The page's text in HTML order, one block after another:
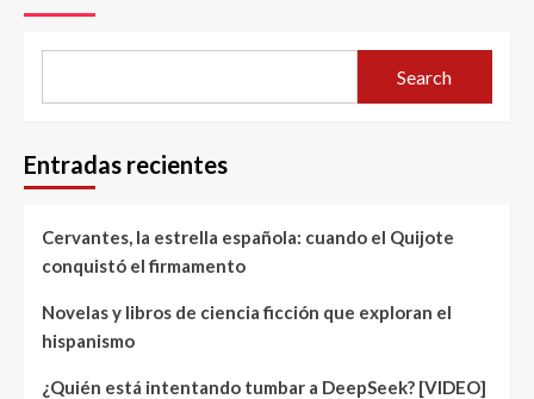
Search
Entradas recientes
Cervantes, la estrella española: cuando el Quijote
conquistó el firmamento
Novelas y libros de ciencia ficción que exploran el
hispanismo
¿Quién está intentando tumbar a DeepSeek? [VIDEO]